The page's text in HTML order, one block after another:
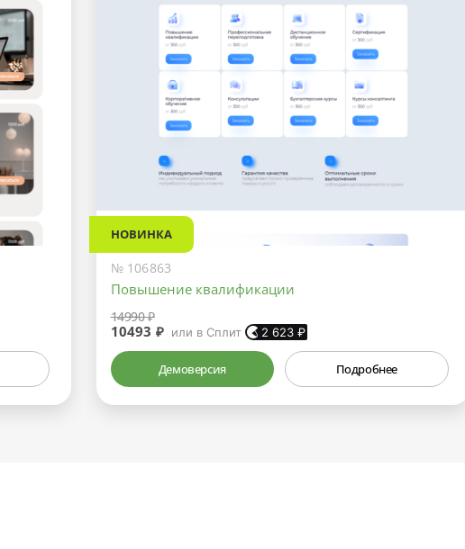
НОВИНКА
№ 106863
Повышение квалификации
14990 ₽
10493 ₽ или в Сплит 2 623₽
Демоверсия Подробнее